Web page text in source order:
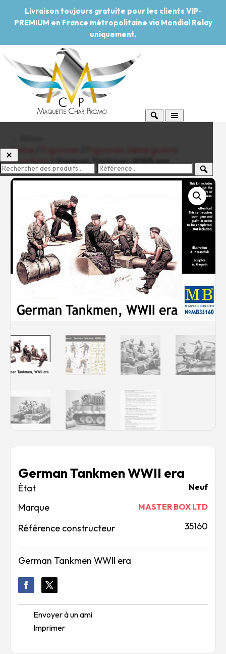
Livraison toujours gratuite pour les clients VIP-
PREMIUM en France métropolitaine via Mondial Relay
uniquement.
Pouvoir d'achat
Rechercher des produits...
Mon panier0
0,00€
Connexion / Inscription
Avions
Bateaux
Figurines
Peintures
Accessoires
Carte cadeau
Maquette par marque
Contact
Home
mondiale/ German Tankmen WWII era
German Tankmen WWII era
Neuf
Marque MASTER BOX LTD
Référence constructeur 35160
German Tankmen WWII era
Envoyer à un ami
Imprimer